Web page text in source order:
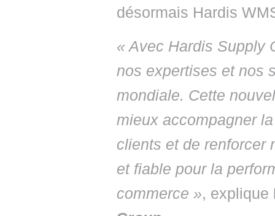
désormais Hardis
« Avec Hardis Supply
nos expertises et nos
mondiale. Cette
mieux accompagner
clients et de renforcer
et fiable pour la
commerce », explique